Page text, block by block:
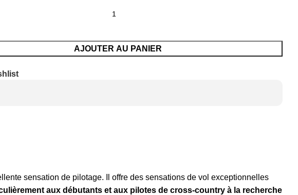
AJOUTER AU PANIER
sensation de pilotage. Il offre des sensations de vol exceptionnelles
aux débutants et aux pilotes de cross-country à la recherche